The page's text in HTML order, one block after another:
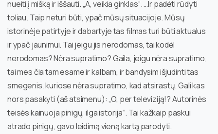
nueiti į mišką ir iššauti. „A, veikia ginklas“. …Ir padėti rūdyti
toliau. Taip neturi būti, ypač mūsų situacijoje. Mūsų
istorinėje patirtyje ir dabartyje tas filmas turi būti aktualus
ir ypač jaunimui. Tai jeigu jis nerodomas, tai kodėl
nerodomas? Nėra supratimo? Gaila, jeigu nėra supratimo,
tai mes čia tam esame ir kalbam, ir bandysim išjudinti tas
smegenis, kuriose nėra supratimo, kad atsirastų. Gali kas
nors pasakyti (aš atsimenu): „O, per televiziją!? Autorinės
teisės kainuoja pinigų, ilga istorija“. Tai kažkaip paskui
atrado pinigų, gavo leidimą vieną kartą parodyti.